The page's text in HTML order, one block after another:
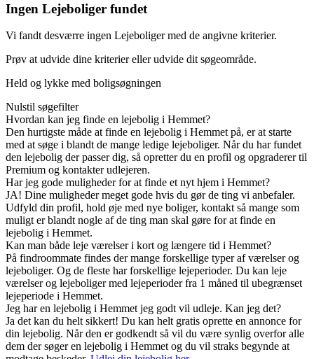
Ingen Lejeboliger fundet
Vi fandt desværre ingen Lejeboliger med de angivne kriterier.
Prøv at udvide dine kriterier eller udvide dit søgeområde.
Held og lykke med boligsøgningen
Nulstil søgefilter
Hvordan kan jeg finde en lejebolig i Hemmet?
Den hurtigste måde at finde en lejebolig i Hemmet på, er at starte
med at søge i blandt de mange ledige lejeboliger. Når du har fundet
den lejebolig der passer dig, så opretter du en profil og opgraderer til
Premium og kontakter udlejeren.
Har jeg gode muligheder for at finde et nyt hjem i Hemmet?
JA! Dine muligheder meget gode hvis du gør de ting vi anbefaler.
Udfyld din profil, hold øje med nye boliger, kontakt så mange som
muligt er blandt nogle af de ting man skal gøre for at finde en
lejebolig i Hemmet.
Kan man både leje værelser i kort og længere tid i Hemmet?
På findroommate findes der mange forskellige typer af værelser og
lejeboliger. Og de fleste har forskellige lejeperioder. Du kan leje
værelser og lejeboliger med lejeperioder fra 1 måned til ubegrænset
lejeperiode i Hemmet.
Jeg har en lejebolig i Hemmet jeg godt vil udleje. Kan jeg det?
Ja det kan du helt sikkert! Du kan helt gratis oprette en annonce for
din lejebolig. Når den er godkendt så vil du være synlig overfor alle
dem der søger en lejebolig i Hemmet og du vil straks begynde at